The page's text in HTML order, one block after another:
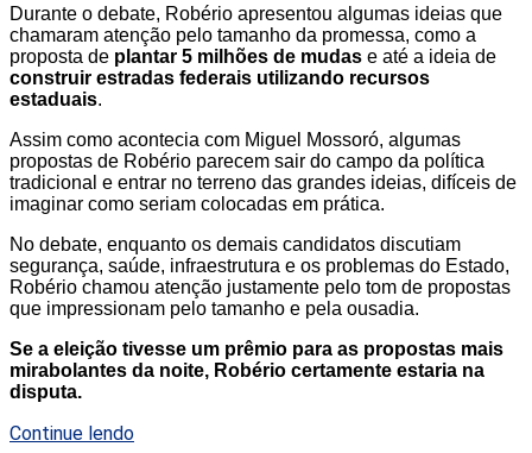
Durante o debate, Robério apresentou algumas ideias que
chamaram atenção pelo tamanho da promessa, como a
proposta de plantar 5 milhões de mudas e até a ideia de
construir estradas federais utilizando recursos
estaduais.
Assim como acontecia com Miguel Mossoró, algumas
propostas de Robério parecem sair do campo da política
tradicional e entrar no terreno das grandes ideias, difíceis de
imaginar como seriam colocadas em prática.
No debate, enquanto os demais candidatos discutiam
segurança, saúde, infraestrutura e os problemas do Estado,
Robério chamou atenção justamente pelo tom de propostas
que impressionam pelo tamanho e pela ousadia.
Se a eleição tivesse um prêmio para as propostas mais
mirabolantes da noite, Robério certamente estaria na
disputa.
Continue lendo